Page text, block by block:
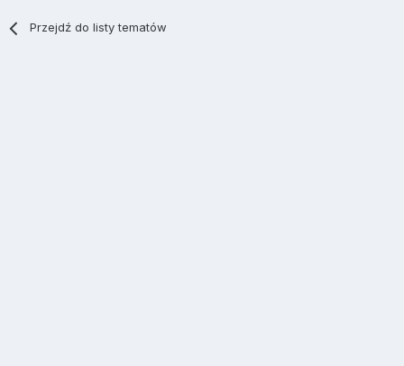
Przejdź do listy tematów